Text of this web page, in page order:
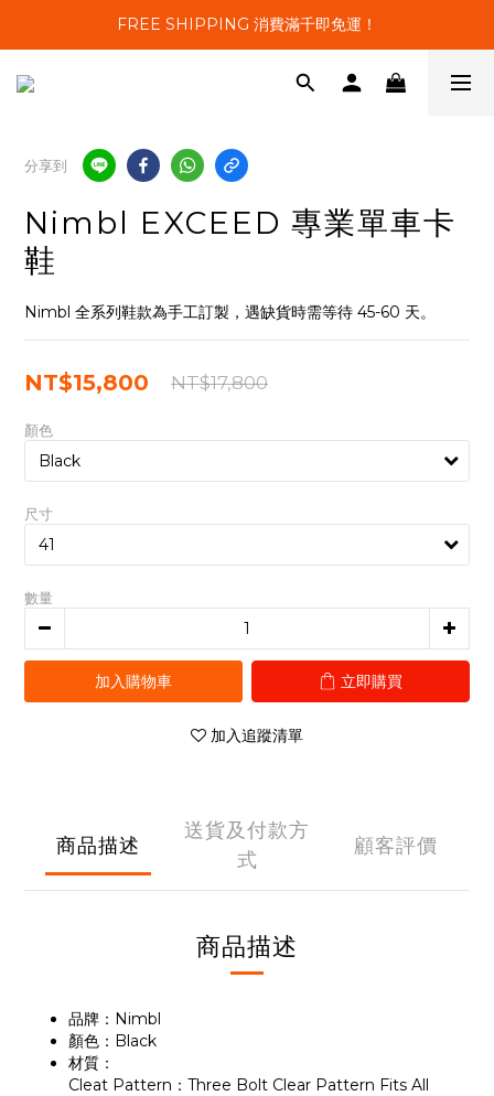
FREE SHIPPING 消費滿千即免運！
分享到
Nimbl EXCEED 專業單車卡
鞋
Nimbl 全系列鞋款為手工訂製，遇缺貨時需等待 45-60 天。
NT$15,800 NT$17,800
顏色
尺寸
數量
加入購物車 立即購買
加入追蹤清單
商品描述
送貨及付款方
式
顧客評價
商品描述
品牌：Nimbl
顏色：Black
材質：
Cleat Pattern：Three Bolt Clear Pattern Fits All